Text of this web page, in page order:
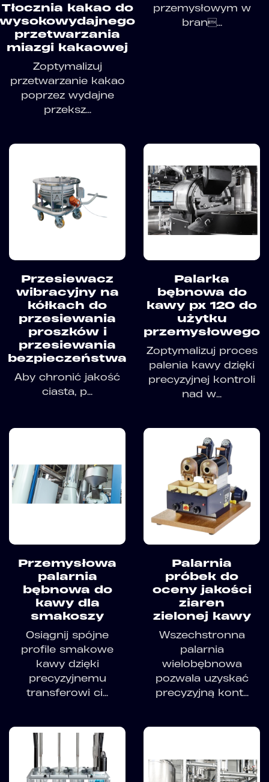
Tłocznia kakao do
wysokowydajnego
przetwarzania
miazgi kakaowej
Zoptymalizuj
przetwarzanie kakao
poprzez wydajne
przeksz...
przemysłowym w
bran...
Przesiewacz
wibracyjny na
kółkach do
przesiewania
proszków i
przesiewania
bezpieczeństwa
Aby chronić jakość
ciasta, p...
Palarka
bębnowa do
kawy px 120 do
użytku
przemysłowego
Zoptymalizuj proces
palenia kawy dzięki
precyzyjnej kontroli
nad w...
Przemysłowa
palarnia
bębnowa do
kawy dla
smakoszy
Osiągnij spójne
profile smakowe
kawy dzięki
precyzyjnemu
transferowi ci...
Palarnia
próbek do
oceny jakości
ziaren
zielonej kawy
Wszechstronna
palarnia
wielobębnowa
pozwala uzyskać
precyzyjną kont...